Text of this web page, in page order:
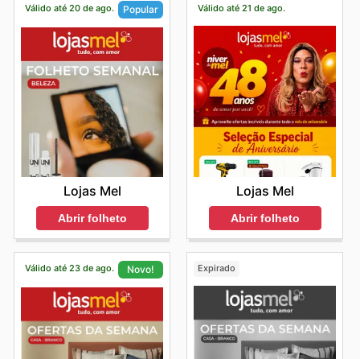
Válido até 20 de ago. Popular
Lojas Mel
Abrir folheto
Válido até 21 de ago.
Lojas Mel
Abrir folheto
Válido até 23 de ago. Novo! Expirado